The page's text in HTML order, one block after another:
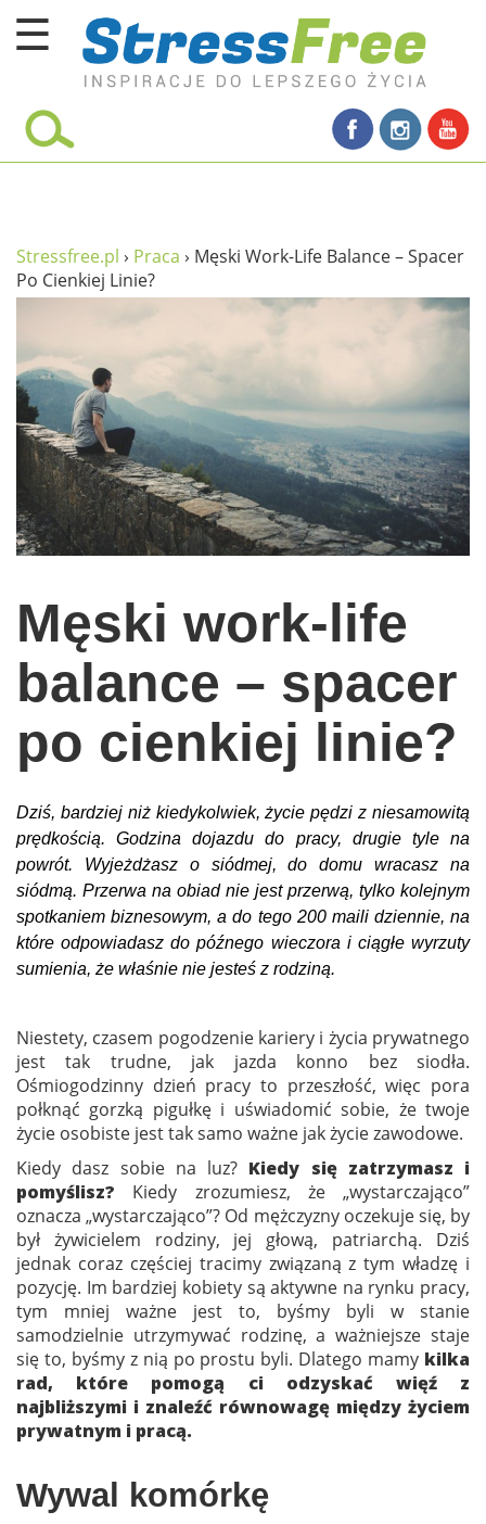
☰
Kursy online
umysł
proste życie
filozofia życia
wolność od stresu
miłość i rodzina
w rodzinie
wychowanie dzieci
edukacja
Odżywianie
Inspiracje
sposób na życie
podróże
EKO – Styl
kuchnia
praca
galerie
Stressfree.pl › Praca › Męski Work-Life Balance – Spacer
Po Cienkiej Linie?
Męski work-life
balance – spacer
po cienkiej linie?
Dziś, bardziej niż kiedykolwiek, życie pędzi z niesamowitą
prędkością. Godzina dojazdu do pracy, drugie tyle na
powrót. Wyjeżdżasz o siódmej, do domu wracasz na
siódmą. Przerwa na obiad nie jest przerwą, tylko kolejnym
spotkaniem biznesowym, a do tego 200 maili dziennie, na
które odpowiadasz do późnego wieczora i ciągłe wyrzuty
sumienia, że właśnie nie jesteś z rodziną.
Niestety, czasem pogodzenie kariery i życia prywatnego
jest tak trudne, jak jazda konno bez siodła.
Ośmiogodzinny dzień pracy to przeszłość, więc pora
połknąć gorzką pigułkę i uświadomić sobie, że twoje
życie osobiste jest tak samo ważne jak życie zawodowe.
Kiedy dasz sobie na luz? Kiedy się zatrzymasz i
pomyślisz? Kiedy zrozumiesz, że „wystarczająco”
oznacza „wystarczająco”? Od mężczyzny oczekuje się, by
był żywicielem rodziny, jej głową, patriarchą. Dziś
jednak coraz częściej tracimy związaną z tym władzę i
pozycję. Im bardziej kobiety są aktywne na rynku pracy,
tym mniej ważne jest to, byśmy byli w stanie
samodzielnie utrzymywać rodzinę, a ważniejsze staje
się to, byśmy z nią po prostu byli. Dlatego mamy kilka
rad, które pomogą ci odzyskać więź z
najbliższymi i znaleźć równowagę między życiem
prywatnym i pracą.
Wywal komórkę